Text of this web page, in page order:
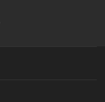
ら醸し出されるモダンな
ンセプト。